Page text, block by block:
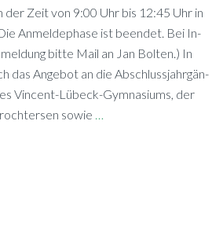
Zeit von 9:00 Uhr bis 12:45 Uhr in
An­mel­de­pha­se ist be­en­det. Bei In­
bit­te Mail an Jan Bol­ten.) In
das An­ge­bot an die Ab­schluss­jahr­gän­
Vin­­cent-Lü­­beck-Gym­na­­si­ums, der
so­wie …